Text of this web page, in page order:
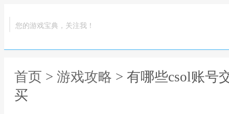
您的游戏宝典，关注我！
首页 > 游戏攻略 > 有哪些csol账号
买